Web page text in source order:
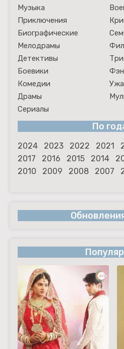
Музыка
Приключения
Биографические
Мелодрамы
Детективы
Боевики
Комедии
Драмы
Сериалы
По
2024 2023 2022 2021
2017
2016 2015 2014
2010
2009 2008 2007